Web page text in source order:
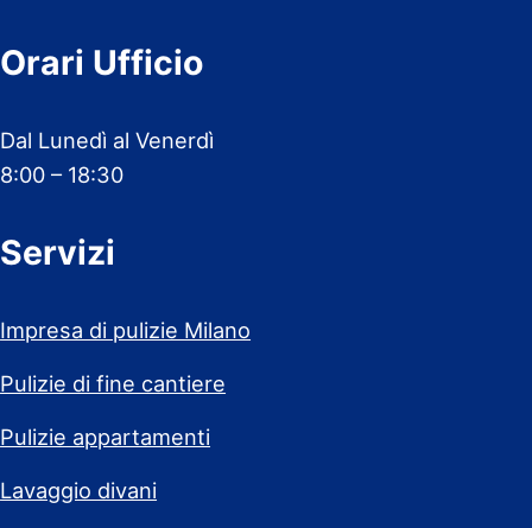
Orari Ufficio
Dal Lunedì al Venerdì
8:00 – 18:30
Servizi
Impresa di pulizie Milano
Pulizie di fine cantiere
Pulizie appartamenti
Lavaggio divani